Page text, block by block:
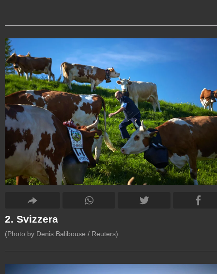
2. Svizzera
(Photo by Denis Balibouse / Reuters)